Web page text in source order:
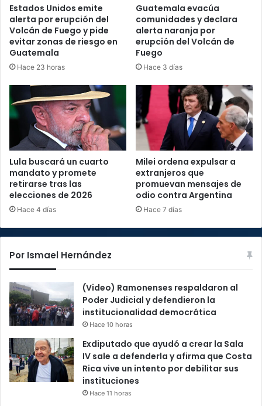
Estados Unidos emite
alerta por erupción del
Volcán de Fuego y pide
evitar zonas de riesgo en
Guatemala
Hace 23 horas
Guatemala evacúa
comunidades y declara
alerta naranja por
erupción del Volcán de
Fuego
Hace 3 días
Lula buscará un cuarto
mandato y promete
retirarse tras las
elecciones de 2026
Hace 4 días
Milei ordena expulsar a
extranjeros que
promuevan mensajes de
odio contra Argentina
Hace 7 días
Por Ismael Hernández
(Video) Ramonenses respaldaron al
Poder Judicial y defendieron la
institucionalidad democrática
Hace 10 horas
Exdiputado que ayudó a crear la Sala
IV sale a defenderla y afirma que Costa
Rica vive un intento por debilitar sus
instituciones
Hace 11 horas